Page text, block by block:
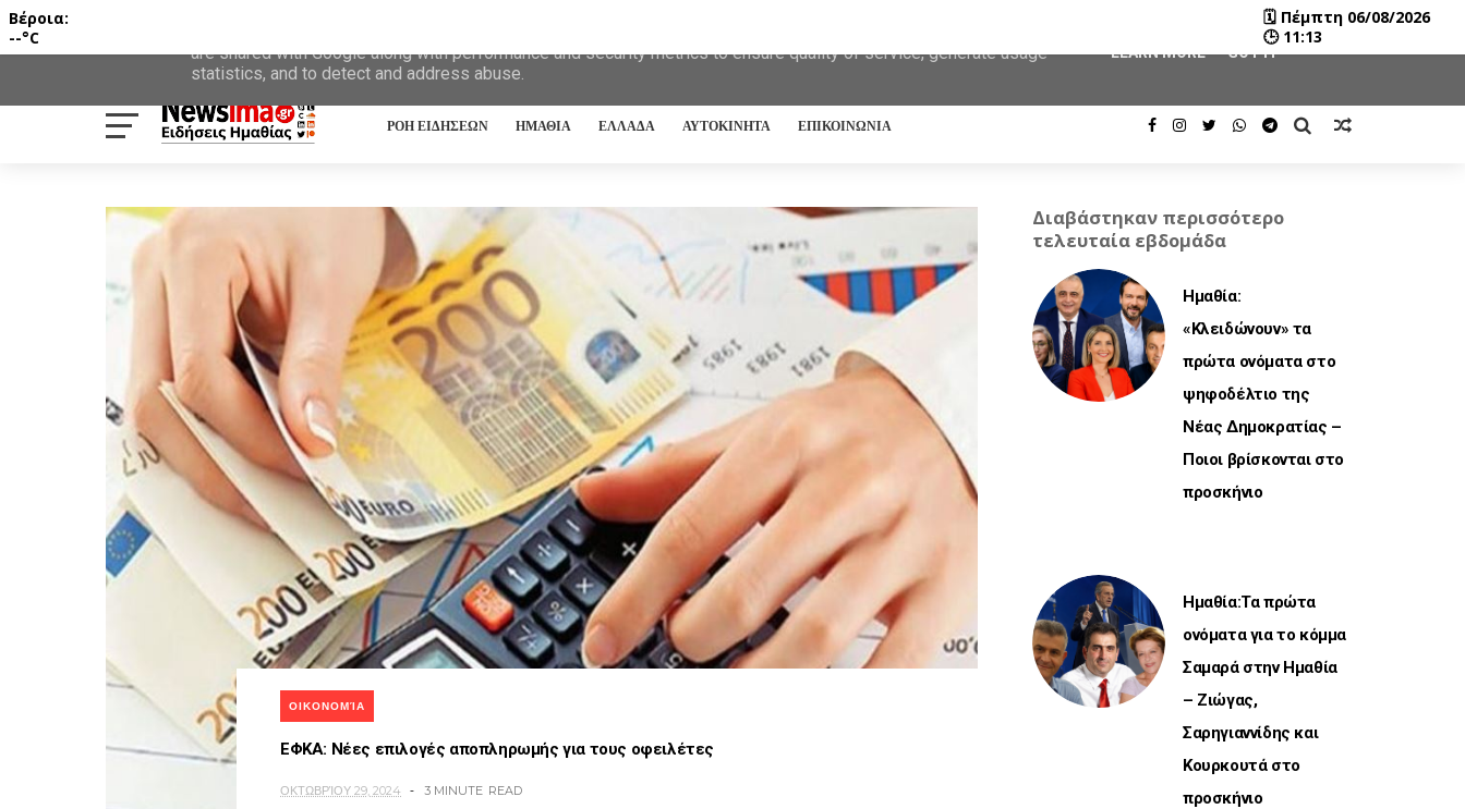
ΡΟΗ ΕΙΔΗΣΕΩΝ ΗΜΑΘΙΑ ΕΛΛΑΔΑ ΑΥΤΟΚΙΝΗΤΑ ΕΠΙΚΟΙΝΩΝΙΑ
ΟΙΚΟΝΟΜΊΑ
ΕΦΚΑ: Νέες επιλογές αποπληρωμής για τους οφειλέτες
ΟΚΤΩΒΡΊΟΥ 29, 2024 3 MINUTE READ
Διαβάστηκαν περισσότερο
τελευταία εβδομάδα
Ημαθία:
«Κλειδώνουν» τα
πρώτα ονόματα στο
ψηφοδέλτιο της
Νέας Δημοκρατίας –
Ποιοι βρίσκονται στο
προσκήνιο
Ημαθία:Τα πρώτα
ονόματα για το κόμμα
Σαμαρά στην Ημαθία
– Ζιώγας,
Σαρηγιαννίδης και
Κουρκουτά στο
προσκήνιο
Βέροια:
--°C
🗓 Πέμπτη 06/08/2026
🕒 11:13
are shared with Google along with performance and security metrics to ensure quality of service, generate usage
statistics, and to detect and address abuse.
LEARN MORE GOT IT